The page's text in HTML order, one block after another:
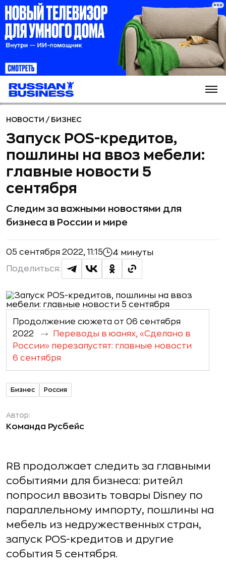
НОВОСТИ / БИЗНЕС
Запуск POS-кредитов,
пошлины на ввоз мебели:
главные новости 5
сентября
Следим за важными новостями для
бизнеса в России и мире
05 сентября 2022, 11:15 4 минуты
Поделиться:
Продолжение сюжета от 06 сентября
2022
Переводы в юанях, «Сделано в
России» перезапустят: главные новости
6 сентября
Бизнес Россия
Автор:
Команда Русбейс
RB продолжает следить за главными
событиями для бизнеса: ритейл
попросил ввозить товары Disney по
параллельному импорту, пошлины на
мебель из недружественных стран,
запуск POS-кредитов и другие
события 5 сентября.